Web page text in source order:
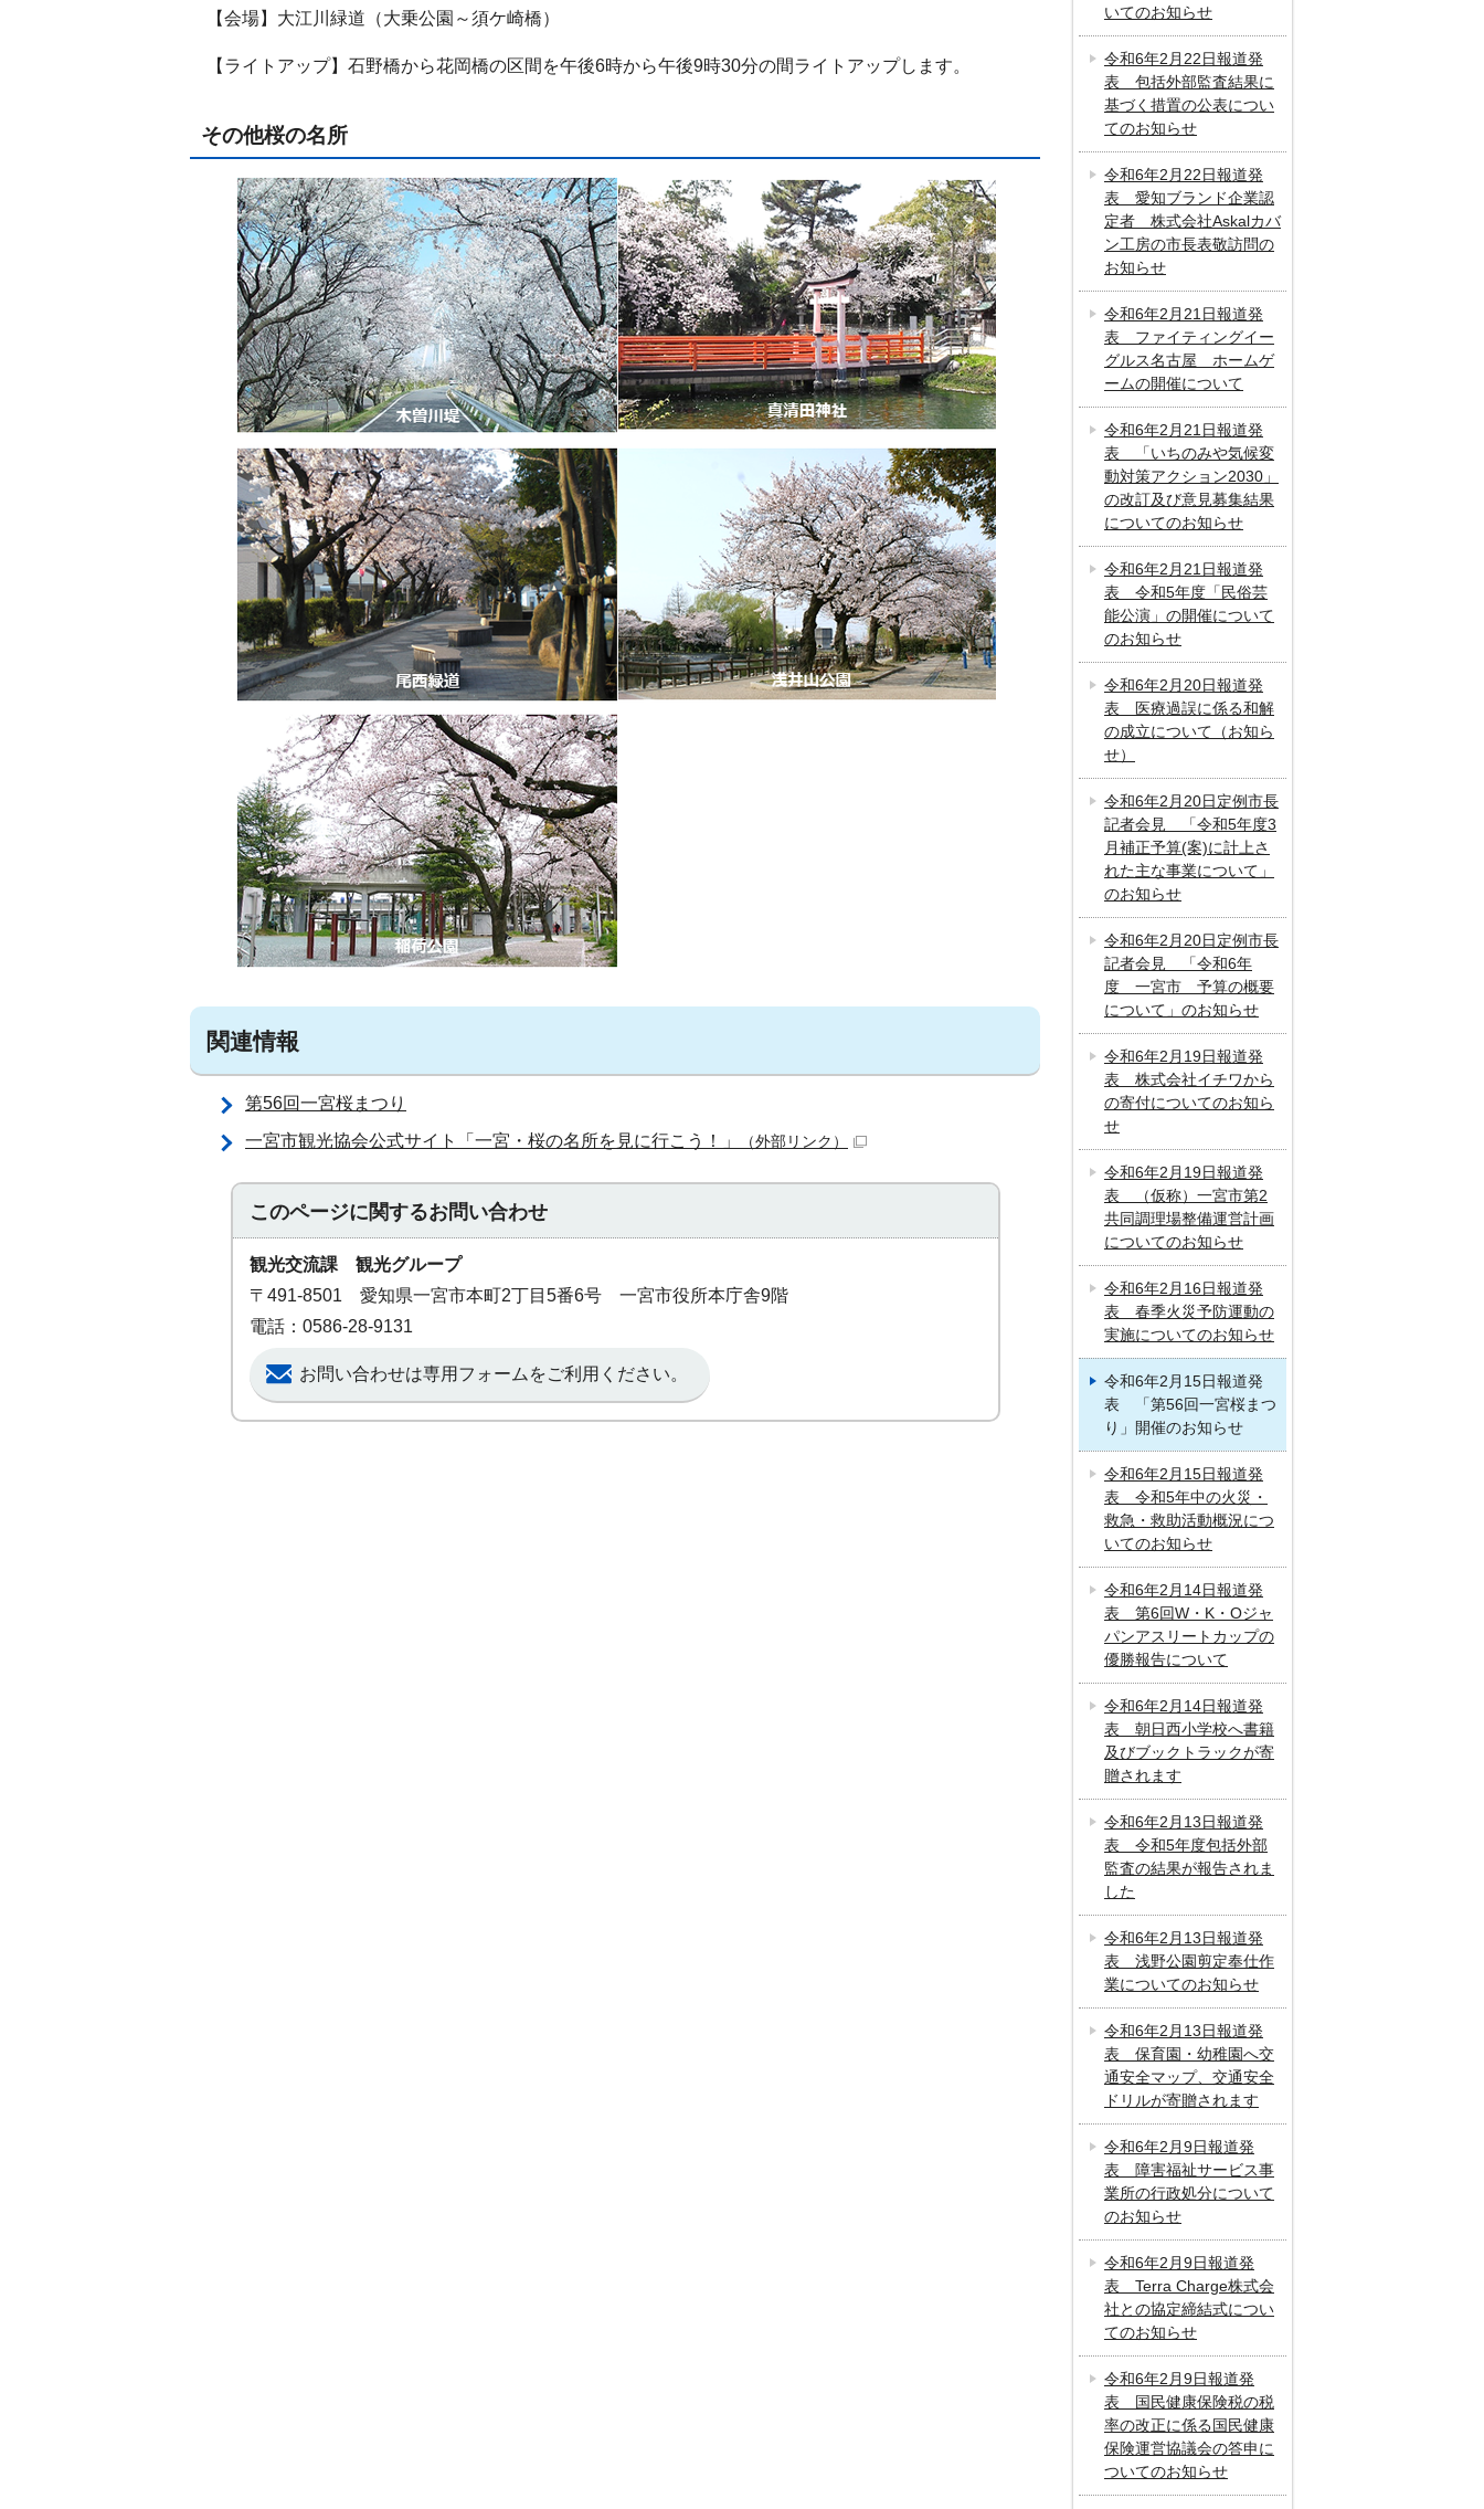
【会場】大江川緑道（大乗公園～須ケ崎橋）
【ライトアップ】石野橋から花岡橋の区間を午後6時から午後9時30分の間ライトアップします。
その他桜の名所
関連情報
第56回一宮桜まつり
一宮市観光協会公式サイト「一宮・桜の名所を見に行こう！」
（外部リンク）
このページに関するお問い合わせ
観光交流課 観光グループ
〒491-8501 愛知県一宮市本町2丁目5番6号 一宮市役所本庁舎9階
電話：0586-28-9131
お問い合わせは専用フォームをご利用ください。
いてのお知らせ
令和6年2月22日報道発
表 包括外部監査結果に
基づく措置の公表につい
てのお知らせ
令和6年2月22日報道発
表 愛知ブランド企業認
定者 株式会社Askalカバ
ン工房の市長表敬訪問の
お知らせ
令和6年2月21日報道発
表 ファイティングイー
グルス名古屋 ホームゲ
ームの開催について
令和6年2月21日報道発
表 「いちのみや気候変
動対策アクション2030」
の改訂及び意見募集結果
についてのお知らせ
令和6年2月21日報道発
表 令和5年度「民俗芸
能公演」の開催について
のお知らせ
令和6年2月20日報道発
表 医療過誤に係る和解
の成立について（お知ら
せ）
令和6年2月20日定例市長
記者会見 「令和5年度3
月補正予算(案)に計上さ
れた主な事業について」
のお知らせ
令和6年2月20日定例市長
記者会見 「令和6年
度 一宮市 予算の概要
について」のお知らせ
令和6年2月19日報道発
表 株式会社イチワから
の寄付についてのお知ら
せ
令和6年2月19日報道発
表 （仮称）一宮市第2
共同調理場整備運営計画
についてのお知らせ
令和6年2月16日報道発
表 春季火災予防運動の
実施についてのお知らせ
令和6年2月15日報道発
表 「第56回一宮桜まつ
り」開催のお知らせ
令和6年2月15日報道発
表 令和5年中の火災・
救急・救助活動概況につ
いてのお知らせ
令和6年2月14日報道発
表 第6回W・K・Oジャ
パンアスリートカップの
優勝報告について
令和6年2月14日報道発
表 朝日西小学校へ書籍
及びブックトラックが寄
贈されます
令和6年2月13日報道発
表 令和5年度包括外部
監査の結果が報告されま
した
令和6年2月13日報道発
表 浅野公園剪定奉仕作
業についてのお知らせ
令和6年2月13日報道発
表 保育園・幼稚園へ交
通安全マップ、交通安全
ドリルが寄贈されます
令和6年2月9日報道発
表 障害福祉サービス事
業所の行政処分について
のお知らせ
令和6年2月9日報道発
表 Terra Charge株式会
社との協定締結式につい
てのお知らせ
令和6年2月9日報道発
表 国民健康保険税の税
率の改正に係る国民健康
保険運営協議会の答申に
ついてのお知らせ